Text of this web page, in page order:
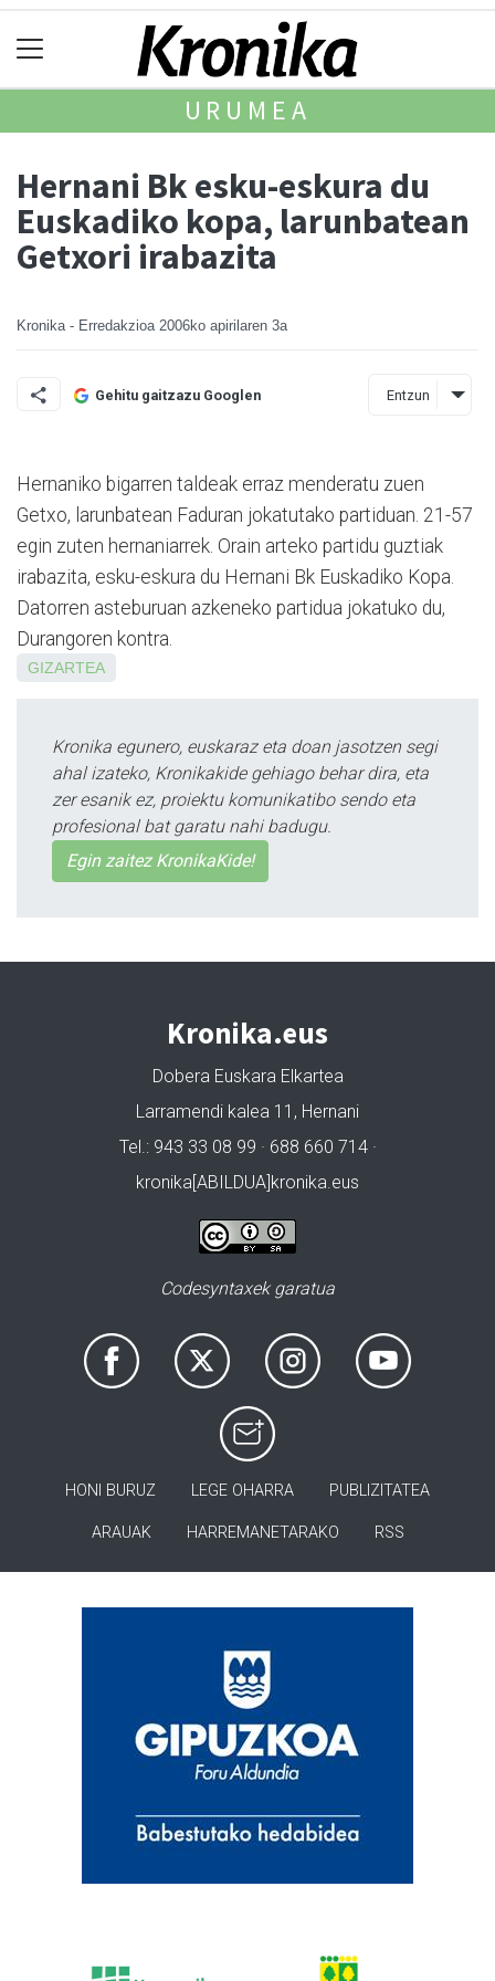
URUMEA
Hernani Bk esku-eskura du
Euskadiko kopa, larunbatean
Getxori irabazita
Kronika - Erredakzioa 2006ko apirilaren 3a
Gehitu gaitzazu Googlen Entzun
Hernaniko bigarren taldeak erraz menderatu zuen
Getxo, larunbatean Faduran jokatutako partiduan. 21-57
egin zuten hernaniarrek. Orain arteko partidu guztiak
irabazita, esku-eskura du Hernani Bk Euskadiko Kopa.
Datorren asteburuan azkeneko partidua jokatuko du,
Durangoren kontra.
GIZARTEA
Kronika egunero, euskaraz eta doan jasotzen segi
ahal izateko, Kronikakide gehiago behar dira, eta
zer esanik ez, proiektu komunikatibo sendo eta
profesional bat garatu nahi badugu.
Egin zaitez KronikaKide!
Kronika.eus
Dobera Euskara Elkartea
Larramendi kalea 11, Hernani
Tel.: 943 33 08 99 · 688 660 714 ·
kronika[ABILDUA]kronika.eus
Codesyntaxek garatua
HONI BURUZ LEGE OHARRA PUBLIZITATEA
ARAUAK HARREMANETARAKO RSS